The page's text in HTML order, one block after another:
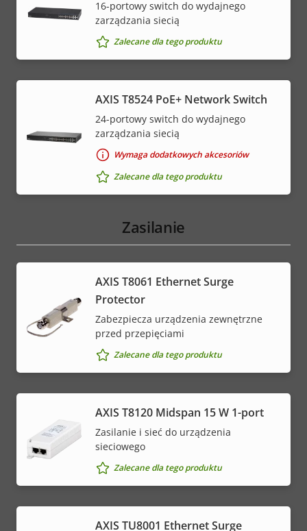
16-portowy switch do wydajnego
zarządzania siecią
Zalecane dla tego produktu
AXIS T8524 PoE+ Network Switch
24-portowy switch do wydajnego
zarządzania siecią
Wymaga dodatkowych akcesoriów
Zalecane dla tego produktu
Zasilanie
AXIS T8061 Ethernet Surge
Protector
Zabezpiecza urządzenia zewnętrzne
przed przepięciami
Zalecane dla tego produktu
AXIS T8120 Midspan 15 W 1-port
Zasilanie i sieć do urządzenia
sieciowego
Zalecane dla tego produktu
AXIS TU8001 Ethernet Surge